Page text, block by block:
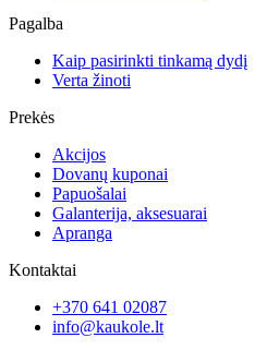
Pagalba
Kaip pasirinkti tinkamą dydį
Verta žinoti
Prekės
Akcijos
Dovanų kuponai
Papuošalai
Galanterija, aksesuarai
Apranga
Kontaktai
+370 641 02087
info@kaukole.lt